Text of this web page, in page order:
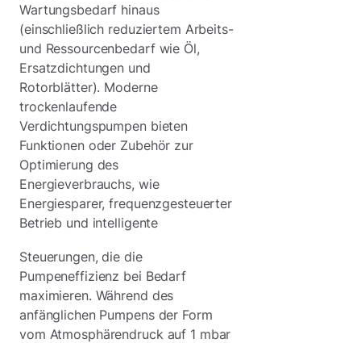
Wartungsbedarf hinaus
(einschließlich reduziertem Arbeits-
und Ressourcenbedarf wie Öl,
Ersatzdichtungen und
Rotorblätter). Moderne
trockenlaufende
Verdichtungspumpen bieten
Funktionen oder Zubehör zur
Optimierung des
Energieverbrauchs, wie
Energiesparer, frequenzgesteuerter
Betrieb und intelligente
Steuerungen, die die
Pumpeneffizienz bei Bedarf
maximieren. Während des
anfänglichen Pumpens der Form
vom Atmosphärendruck auf 1 mbar